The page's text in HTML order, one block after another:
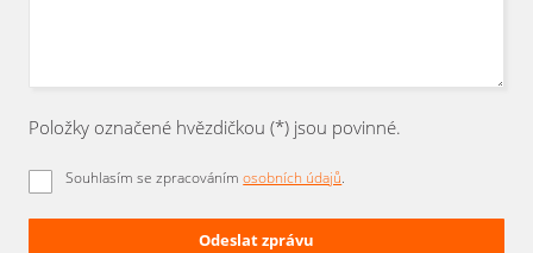
Položky označené hvězdičkou (*) jsou povinné.
Souhlasím se zpracovánímosobních údajů.
Odeslat zprávu